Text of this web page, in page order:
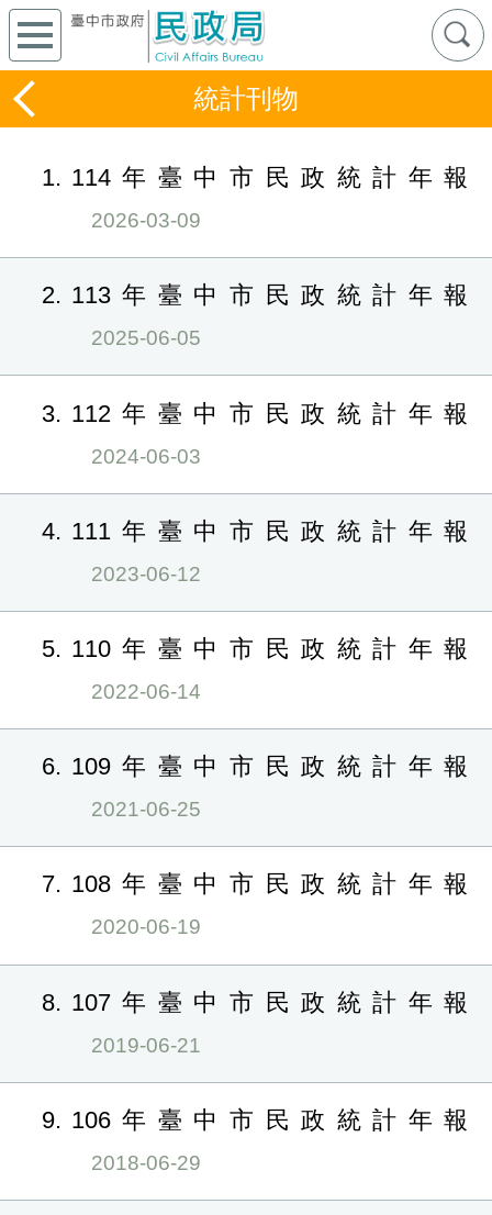
統計刊物
1 114年臺中市民政統計年報
2026-03-09
2 113年臺中市民政統計年報
2025-06-05
3 112年臺中市民政統計年報
2024-06-03
4 111年臺中市民政統計年報
2023-06-12
5 110年臺中市民政統計年報
2022-06-14
6 109年臺中市民政統計年報
2021-06-25
7 108年臺中市民政統計年報
2020-06-19
8 107年臺中市民政統計年報
2019-06-21
9 106年臺中市民政統計年報
2018-06-29